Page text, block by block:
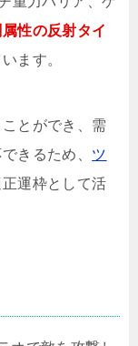
属性の反射タイ
ます。
とができ、需
きるため、 ツ
運枠として活